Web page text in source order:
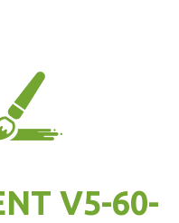
V5-60-